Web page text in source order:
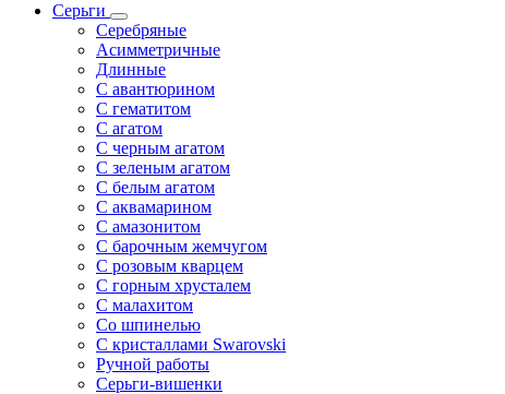
Серьги
Серебряные
Асимметричные
Длинные
С авантюрином
С гематитом
С агатом
С черным агатом
С зеленым агатом
С белым агатом
С аквамарином
С амазонитом
С барочным жемчугом
С розовым кварцем
С горным хрусталем
С малахитом
Со шпинелью
С кристаллами Swarovski
Ручной работы
Серьги-вишенки